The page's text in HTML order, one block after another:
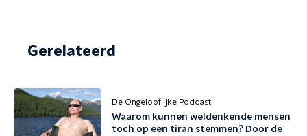
Gerelateerd
De Ongelooflijke Podcast
Waarom kunnen weldenkende mensen
toch op een tiran stemmen? Door de